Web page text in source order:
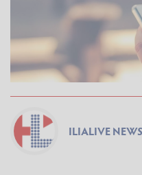
ILIALIVE